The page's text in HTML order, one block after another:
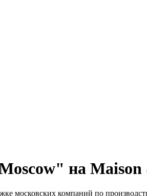
на Maison
московских компаний по